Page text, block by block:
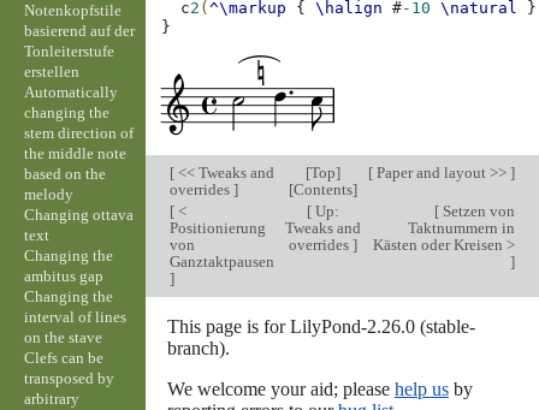
c2 (^\markup { \halign #-10 \natural
}
}
[<< Tweaks and
overrides ]
[Top]
[Contents]
[Paper and layout >> ]
[<
Positionierung
von
Ganztaktpausen
]
[ Up:
Tweaks and
overrides]
[Setzen von
Taktnummern in
Kästen oder Kreisen >
]
This page is for LilyPond-2.26.0 (stable-
branch).
We welcome your aid; please help usby
Notenkopfstile
basierend auf der
Tonleiterstufe
erstellen
Automatically
changing the
stem direction of
the middle note
based on the
melody
Changing ottava
text
Changing the
ambitus gap
Changing the
interval of lines
on the stave
Clefs can be
transposed by
arbitrary